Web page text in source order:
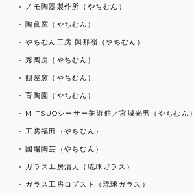
ノモ陶器製作所（やちむん）
陶眞窯（やちむん）
やちむん工房 與那嶺（やちむん）
秀陶房（やちむん）
照屋窯（やちむん）
育陶園（やちむん）
MITSUOシーサー美術館／宮城光男（やちむん）
工房福田（やちむん）
國場陶芸（やちむん）
ガラス工房清天（琉球ガラス）
ガラス工房ロブスト（琉球ガラス）